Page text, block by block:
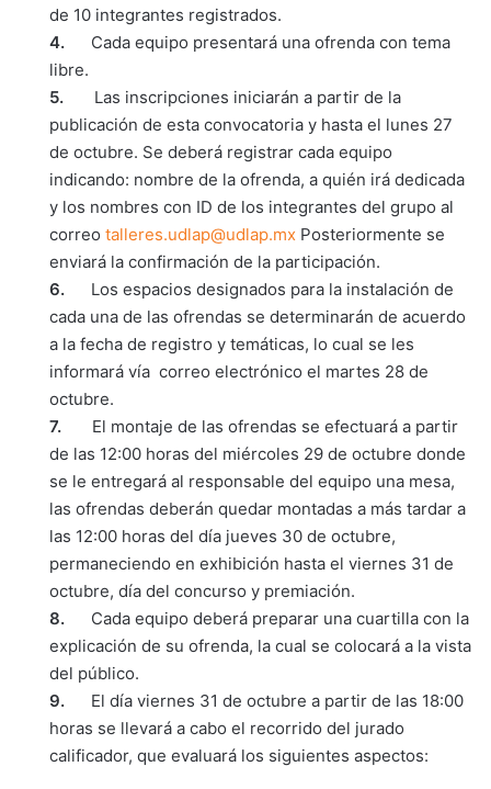
de 10 integrantes registrados.
4. Cada equipo presentará una ofrenda con tema
libre.
5. Las inscripciones iniciarán a partir de la
publicación de esta convocatoria y hasta el lunes 27
de octubre. Se deberá registrar cada equipo
indicando: nombre de la ofrenda, a quién irá dedicada
y los nombres con ID de los integrantes del grupo al
correo talleres.udlap@udlap.mx Posteriormente se
enviará la confirmación de la participación.
6. Los espacios designados para la instalación de
cada una de las ofrendas se determinarán de acuerdo
a la fecha de registro y temáticas, lo cual se les
informará vía correo electrónico el martes 28 de
octubre.
7. El montaje de las ofrendas se efectuará a partir
de las 12:00 horas del miércoles 29 de octubre donde
se le entregará al responsable del equipo una mesa,
las ofrendas deberán quedar montadas a más tardar a
las 12:00 horas del día jueves 30 de octubre,
permaneciendo en exhibición hasta el viernes 31 de
octubre, día del concurso y premiación.
8. Cada equipo deberá preparar una cuartilla con la
explicación de su ofrenda, la cual se colocará a la vista
del público.
9. El día viernes 31 de octubre a partir de las 18:00
horas se llevará a cabo el recorrido del jurado
calificador, que evaluará los siguientes aspectos: